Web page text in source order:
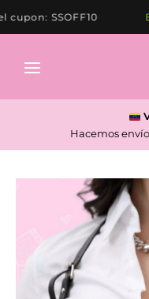
al
SSOFF10
Hacemos